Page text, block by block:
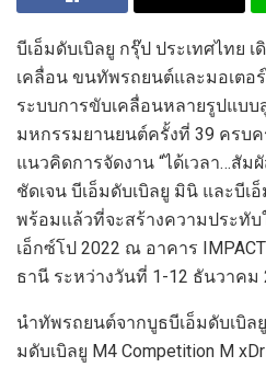
บีเอ็มดับเบิลยู กรุ๊ป ประเทศไทย เ
เคลื่อน ขนทัพรถยนต์และมอเตอ
ระบบการขับเคลื่อนหลายรูปแบบ
มหกรรมยานยนต์ครั้งที่ 39 ครบ
แนวคิดการจัดงาน “ได้เวลา…สัม
ชัดเจน บีเอ็มดับเบิลยู มินิ และบีเ
พร้อมแล้วที่จะสร้างความประทับ
เอ็กซ์โป 2022 ณ อาคาร
ธานี ระหว่างวันที่ 1-12 ธันวาคม
นำทัพรถยนต์จากบูธบีเอ็มดับเบิล
มดับเบิลยู M4 Competition M